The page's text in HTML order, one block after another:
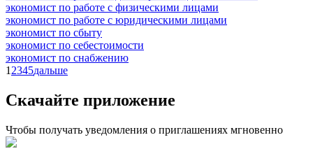
экономист по работе с физическими лицами
экономист по работе с юридическими лицами
экономист по сбыту
экономист по себестоимости
экономист по снабжению
1 2345дальше
Скачайте приложение
Чтобы получать уведомления о приглашениях мгновенно